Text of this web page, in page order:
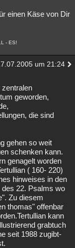
einen Käse von Dir
- ES!
um 21:24
geworden,
die sind
gehen so weit
schenken kann.
genagelt worden
( 160- 220)
hinweises in den
des 22. Psalms wo
Zu diesem
thomas" offenbar
kann
grabtuch
seit 1988 zugibt-